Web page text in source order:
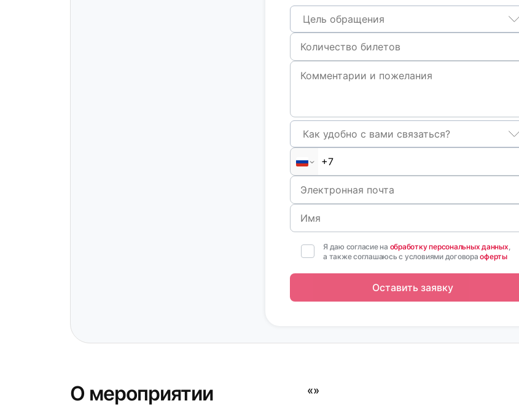
Цель обращения
Как удобно с вами связаться?
Я даю согласие на обработку персональных данных,
а также соглашаюсь с условиями договораоферты
Оставить заявку
О мероприятии «»